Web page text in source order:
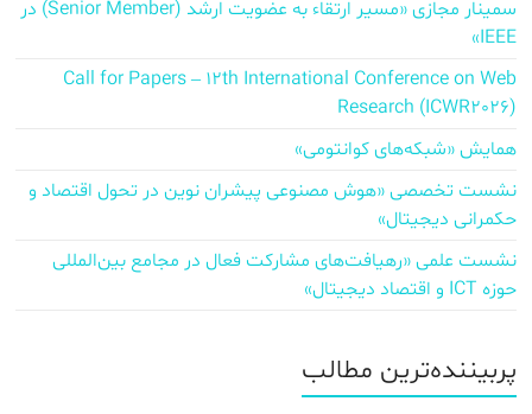
سمینار مجازی «مسیر ارتقاء به عضویت ارشد (Senior Member) در
IEEE»
Call for Papers – 12th International Conference on Web
Research (ICWR2026)
همایش «شبکه‌های کوانتومی»
نشست تخصصی «هوش مصنوعی پیشران نوین در تحول اقتصاد و
حکمرانی دیجیتال»
نشست علمی «رهیافت‌های مشارکت فعال در مجامع بین‌المللی
حوزه ICT و اقتصاد دیجیتال»
پربیننده‌ترین مطالب